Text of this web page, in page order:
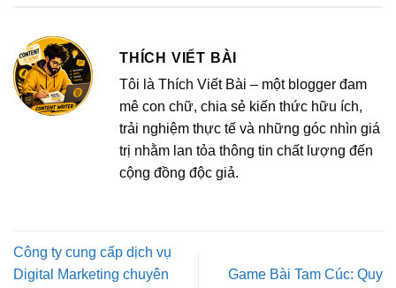
THÍCH VIẾT BÀI
Tôi là Thích Viết Bài – một blogger đam
mê con chữ, chia sẻ kiến thức hữu ích,
trải nghiệm thực tế và những góc nhìn giá
trị nhằm lan tỏa thông tin chất lượng đến
cộng đồng độc giả.
Công ty cung cấp dịch vụ
Digital Marketing chuyên
Game Bài Tam Cúc: Quy